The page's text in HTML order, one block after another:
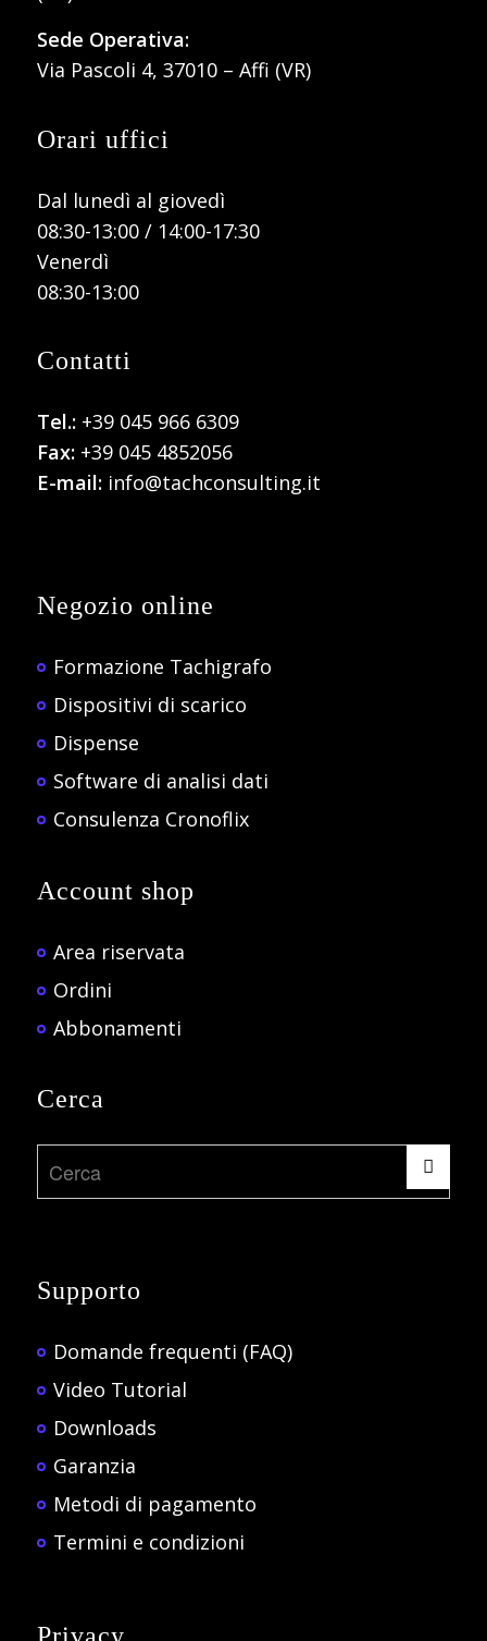
Sede Operativa:
Via Pascoli 4, 37010 – Affi (VR)
Orari uffici
Dal lunedì al giovedì
08:30-13:00 / 14:00-17:30
Venerdì
08:30-13:00
Contatti
Tel.: +39 045 966 6309
Fax:+39 045 4852056
E-mail:info@tachconsulting.it
Negozio online
Formazione Tachigrafo
Dispositivi di scarico
Dispense
Software di analisi dati
Consulenza Cronoflix
Account shop
Area riservata
Ordini
Abbonamenti
Cerca
Supporto
Domande frequenti (FAQ)
Video Tutorial
Downloads
Garanzia
Metodi di pagamento
Termini e condizioni